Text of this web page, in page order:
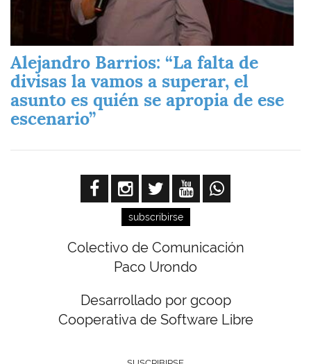
Alejandro Barrios: “La falta de
divisas la vamos a superar, el
asunto es quién se apropia de ese
escenario”
subscribirse
Colectivo de Comunicación
Paco Urondo
Desarrollado por gcoop
Cooperativa de Software Libre